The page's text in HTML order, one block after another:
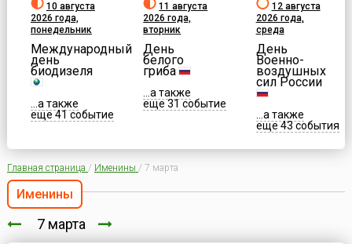
10 августа
2026 года,
понедельник
Международный
день
биодизеля
...а также
еще 41 событие
11 августа
2026 года,
вторник
День
белого
гриба
...а также
еще 31 событие
12 августа
2026 года,
среда
День
Военно-
воздушных
сил России
...а также
еще 43 события
Главная страница / Именины / 7 марта
Именины
7 марта